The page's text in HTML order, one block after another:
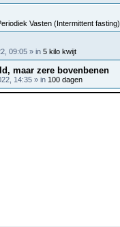
Vasten (Intermittent fasting)
09:05 » in 5 kilo kwijt
maar zere bovenbenen
14:35 » in 100 dagen